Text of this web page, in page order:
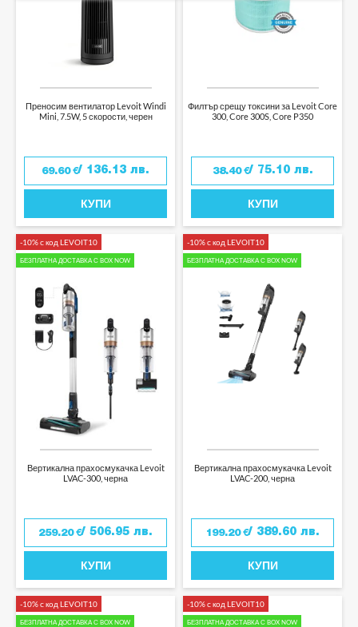
Преносим вентилатор Levoit Windi
Mini, 7.5W, 5 скорости, черен
69.60€/ 136.13 лв.
КУПИ
Филтър срещу токсини за Levoit Core
300, Core 300S, Core P350
38.40€/ 75.10 лв.
КУПИ
-10% с код LEVOIT10
БЕЗПЛАТНА ДОСТАВКА С BOX NOW
Вертикална прахосмукачка Levoit
LVAC-300, черна
259.20€/ 506.95 лв.
КУПИ
-10% с код LEVOIT10
БЕЗПЛАТНА ДОСТАВКА С BOX NOW
Вертикална прахосмукачка Levoit
LVAC-200, черна
199.20€/ 389.60 лв.
КУПИ
-10% с код LEVOIT10
БЕЗПЛАТНА ДОСТАВКА С BOX NOW
-10% с код LEVOIT10
БЕЗПЛАТНА ДОСТАВКА С BOX NOW